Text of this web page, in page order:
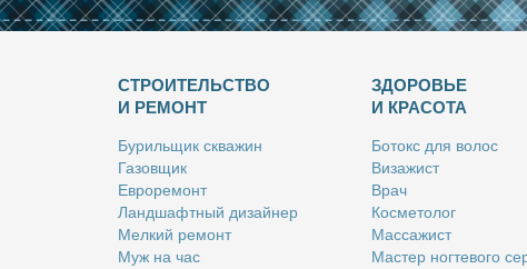
СТРОИТЕЛЬСТВО
И РЕМОНТ
Бу­риль­щик сква­жин
Га­зов­щик
Ев­ро­ре­монт
Ланд­шафт­ный ди­зай­нер
Мел­кий ре­монт
Муж на час
ЗДОРОВЬЕ
И КРАСОТА
Бо­токс для во­лос
Ви­за­жист
Врач
Кос­ме­то­лог
Мас­са­жист
Ма­стер ног­те­во­го